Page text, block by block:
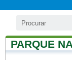
PARQUE